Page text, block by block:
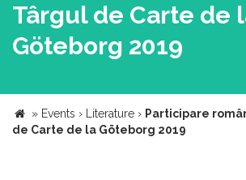
Târgul de Carte de
Göteborg 2019
» Events › Literature › Participare
de Carte de la Göteborg 2019